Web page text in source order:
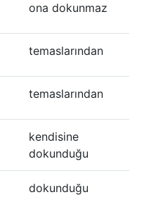
ona dokunmaz
temaslarından
temaslarından
kendisine
dokunduğu
dokunduğu